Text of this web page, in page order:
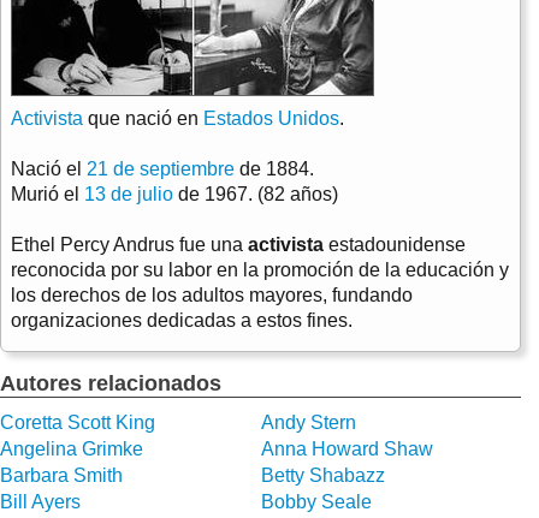
Activista que nació en Estados Unidos.
Nació el 21 de septiembre de 1884.
Murió el 13 de julio de 1967. (82 años)
Ethel Percy Andrus fue una activista estadounidense
reconocida por su labor en la promoción de la educación y
los derechos de los adultos mayores, fundando
organizaciones dedicadas a estos fines.
Autores relacionados
Coretta Scott King
Andy Stern
Angelina Grimke
Anna Howard Shaw
Barbara Smith
Betty Shabazz
Bill Ayers
Bobby Seale